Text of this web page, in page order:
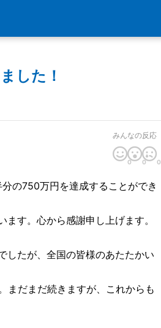
した！
みんなの反応
0 0 0
の750万円を達成することができ
す。心から感謝申し上げます。
したが、全国の皆様のあたたかい
まだまだ続きますが、これからも